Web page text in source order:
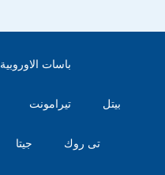
B8 باسات الاوروبية
تيرامونت بيتل
جيتا تى روك